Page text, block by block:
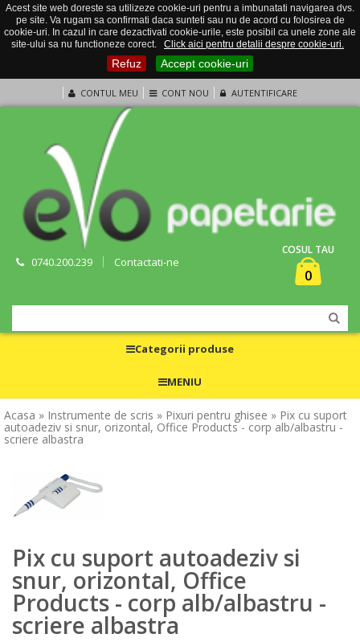
Acest site web doreste sa utilizeze cookie-uri pentru a imbunatati navigarea dvs.
pe site. Va rugam sa confirmati daca sunteti sau nu de acord cu folosirea de
cookie-uri. In cazul in care dezactivati cookie-urile, este posibil ca unele zone ale
site-ului sa nu functioneze corect.
Click aici pentru detalii despre cookie-uri.
Refuz Accept cookie-uri
CONTUL MEU CONT NOU AUTENTIFICARE
0740.200.239 Contactati-ne
COSUL TAU
0
Categorii produse
MENIU
Acasa » Instrumente de scris » Pixuri pentru ghisee » Pix cu suport
autoadeziv si snur, orizontal, Office Products - corp alb/albastru -
scriere albastra
Pix cu suport autoadeziv si
snur, orizontal, Office
Products - corp alb/albastru -
scriere albastra